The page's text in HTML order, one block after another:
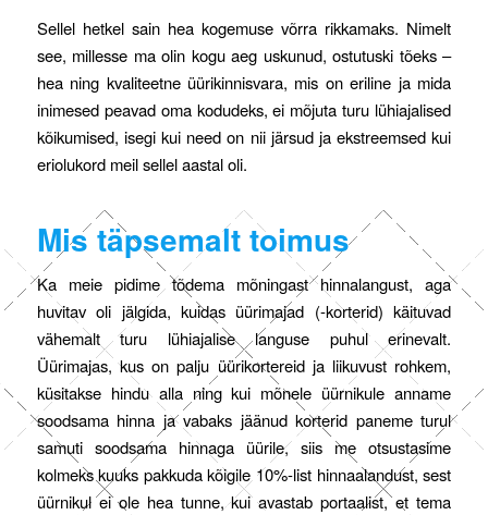
Sellel hetkel sain hea kogemuse võrra rikkamaks. Nimelt
see, millesse ma olin kogu aeg uskunud, ostutuski tõeks –
hea ning kvaliteetne üürikinnisvara, mis on eriline ja mida
inimesed peavad oma kodudeks, ei mõjuta turu lühiajalised
kõikumised, isegi kui need on nii järsud ja ekstreemsed kui
eriolukord meil sellel aastal oli.
Mis täpsemalt toimus
Ka meie pidime tõdema mõningast hinnalangust, aga
huvitav oli jälgida, kuidas üürimajad (-korterid) käituvad
vähemalt turu lühiajalise languse puhul erinevalt.
Üürimajas, kus on palju üürikortereid ja liikuvust rohkem,
küsitakse hindu alla ning kui mõnele üürnikule anname
soodsama hinna ja vabaks jäänud korterid paneme turul
samuti soodsama hinnaga üürile, siis me otsustasime
kolmeks kuuks pakkuda kõigile 10%-list hinnaalandust, sest
üürnikul ei ole hea tunne, kui avastab portaalist, et tema